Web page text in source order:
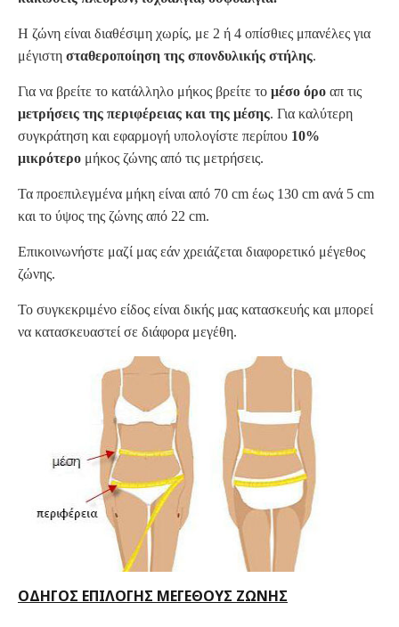
Η ζώνη είναι διαθέσιμη χωρίς, με 2 ή 4 οπίσθιες μπανέλες για
μέγιστη σταθεροποίηση της σπονδυλικής στήλης.
Για να βρείτε το κατάλληλο μήκος βρείτε το μέσο όρο απ τις
μετρήσεις της περιφέρειας και της μέσης. Για καλύτερη
συγκράτηση και εφαρμογή υπολογίστε περίπου 10%
μικρότερο μήκος ζώνης από τις μετρήσεις.
Τα προεπιλεγμένα μήκη είναι από 70 cm έως 130 cm ανά 5 cm
και το ύψος της ζώνης από 22 cm.
Επικοινωνήστε μαζί μας εάν χρειάζεται διαφορετικό μέγεθος
ζώνης.
Το συγκεκριμένο είδος είναι δικής μας κατασκευής και μπορεί
να κατασκευαστεί σε διάφορα μεγέθη.
ΟΔΗΓΟΣ ΕΠΙΛΟΓΗΣ ΜΕΓΕΘΟΥΣ ΖΩΝΗΣ